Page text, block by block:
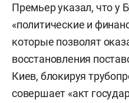
Премьер указал, что у
«политические и
которые позволят
восстановления
Киев, блокируя
совершает «акт